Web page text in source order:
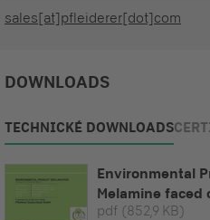
sales[at]pfleiderer[dot]com
DOWNLOADS
TECHNICKÉ DOWNLOADS
Environmental
Melamine faced
pdf (852,9 KB)